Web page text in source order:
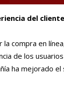
del cliente
la compra en
de los
ha mejorado